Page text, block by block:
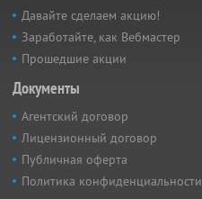
Давайте сделаем акцию!
Заработайте, как Вебмастер
Прошедшие акции
Документы
Агентский договор
Лицензионный договор
Публичная оферта
Политика конфиденциальности